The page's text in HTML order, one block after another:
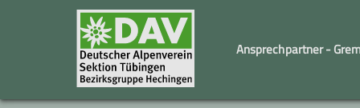
Ansprechpartner -